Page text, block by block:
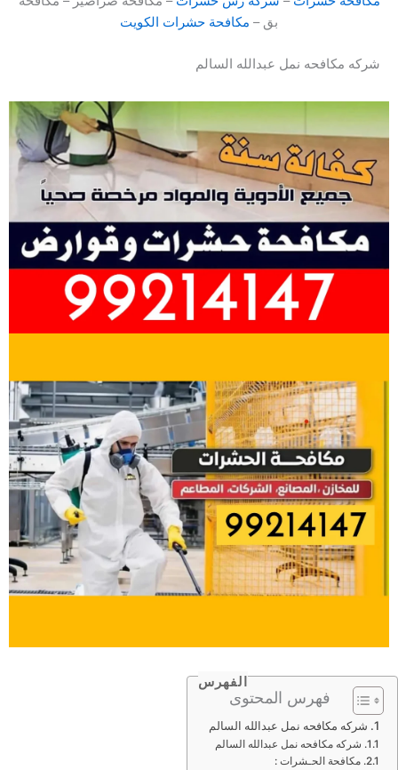
بق – مكافحة حشرات الكويت
شركه مكافحه نمل عبدالله السالم
الفهرس
فهرس المحتوى
شركه مكافحه نمل عبدالله السالم
شركه مكافحه نمل عبدالله السالم
مكافحة الحـشرات :